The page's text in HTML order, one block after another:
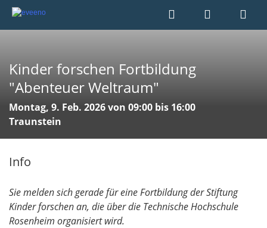
Kinder forschen Fortbildung
"Abenteuer Weltraum"
Montag, 9. Feb. 2026 von 09:00 bis 16:00
Traunstein
Info
Sie melden sich gerade für eine Fortbildung der Stiftung
Kinder forschen an, die über die Technische Hochschule
Rosenheim organisiert wird.